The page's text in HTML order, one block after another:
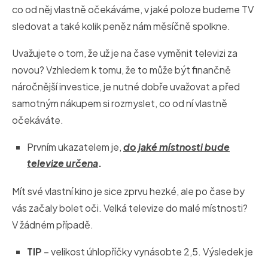
co od něj vlastně očekáváme, v jaké poloze budeme TV
sledovat a také kolik peněz nám měsíčně spolkne.
Uvažujete o tom, že už je na čase vyměnit televizi za
novou? Vzhledem k tomu, že to může být finančně
náročnější investice, je nutné dobře uvažovat a před
samotným nákupem si rozmyslet, co od ní vlastně
očekáváte.
Prvním ukazatelem je,do jaké místnosti bude
televize určena.
Mít své vlastní kino je sice zprvu hezké, ale po čase by
vás začaly bolet oči. Velká televize do malé místnosti?
V žádném případě.
TIP – velikost úhlopříčky vynásobte 2,5. Výsledek je